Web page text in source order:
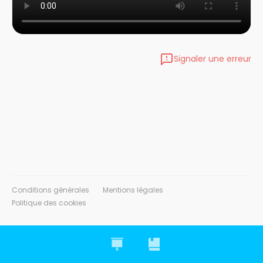
Signaler une erreur
Conditions générales
Mentions légales
Politique des cookies